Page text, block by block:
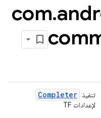
com.
تنفيذ Completer
لإعدادات TF